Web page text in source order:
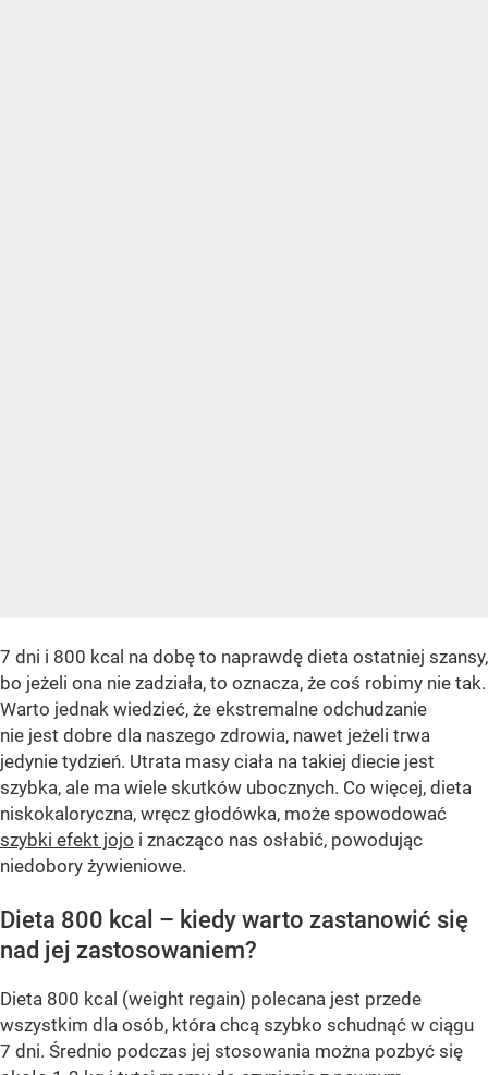
7 dni i 800 kcal na dobę to naprawdę dieta ostatniej szansy,
bo jeżeli ona nie zadziała, to oznacza, że coś robimy nie tak.
Warto jednak wiedzieć, że ekstremalne odchudzanie
nie jest dobre dla naszego zdrowia, nawet jeżeli trwa
jedynie tydzień. Utrata masy ciała na takiej diecie jest
szybka, ale ma wiele skutków ubocznych. Co więcej, dieta
niskokaloryczna, wręcz głodówka, może spowodować
szybki efekt jojo i znacząco nas osłabić, powodując
niedobory żywieniowe.
Dieta 800 kcal – kiedy warto zastanowić się
nad jej zastosowaniem?
Dieta 800 kcal (weight regain) polecana jest przede
wszystkim dla osób, która chcą szybko schudnąć w ciągu
7 dni. Średnio podczas jej stosowania można pozbyć się